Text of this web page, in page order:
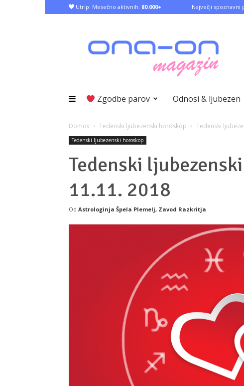
Utrip: Mesečno aktivnih: 80.000+ Največji spoznavni
Zgodbe parov Odnosi & ljubezen
Domov Tedenski ljubezenski horoskop Tedenski
Tedenski ljubezenski horoskop
Tedenski
11.11. 2018
Od Astrologinja Špela Plemelj, Zavod Razkritja